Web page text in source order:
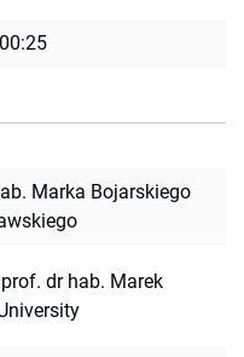
Marka Bojarskiego
dr hab. Marek